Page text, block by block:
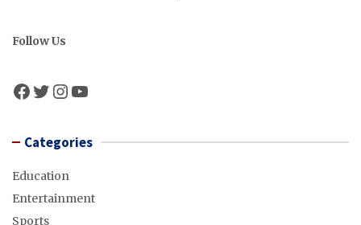
Follow Us
Facebook
Twitter
Instagram
YouTube
Categories
Education
Entertainment
Sports